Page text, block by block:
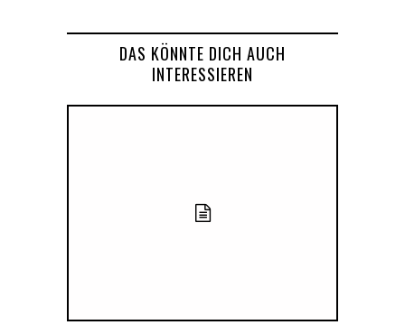
DAS KÖNNTE DICH AUCH
INTERESSIEREN